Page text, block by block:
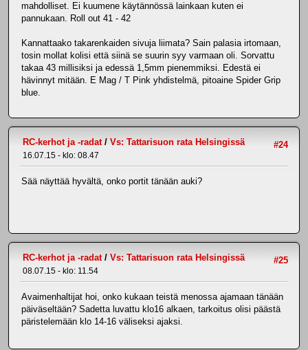
mahdolliset. Ei kuumene käytännössä lainkaan kuten ei
pannukaan. Roll out 41 - 42
Kannattaako takarenkaiden sivuja liimata? Sain palasia irtomaan,
tosin mollat kolisi että siinä se suurin syy varmaan oli. Sorvattu
takaa 43 millisiksi ja edessä 1,5mm pienemmiksi. Edestä ei
hävinnyt mitään. E Mag / T Pink yhdistelmä, pitoaine Spider Grip
blue.
#24
RC-kerhot ja -radat/ Vs: Tattarisuon rata Helsingissä
16.07.15 - klo: 08.47
Sää näyttää hyvältä, onko portit tänään auki?
#25
RC-kerhot ja -radat/ Vs: Tattarisuon rata Helsingissä
08.07.15 - klo: 11.54
Avaimenhaltijat hoi, onko kukaan teistä menossa ajamaan tänään
päiväseltään? Sadetta luvattu klo16 alkaen, tarkoitus olisi päästä
päristelemään klo 14-16 väliseksi ajaksi.